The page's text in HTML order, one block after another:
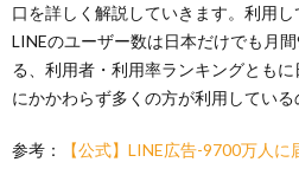
口を詳しく解説していきます。利用し
LINEのユーザー数は日本だけでも月
る、利用者・利用率ランキングとも
にかかわらず多くの方が利用している
参考： 【公式】LINE広告-9700万人に